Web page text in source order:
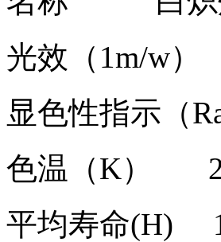
光效（
显色性指
色温（K
平均寿命